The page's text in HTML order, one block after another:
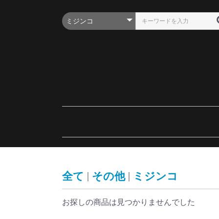
全て | その他 | ミジンコ
お探しの商品は見つかりませんでした